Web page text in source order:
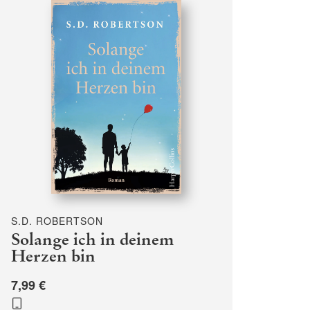
S.D. ROBERTSON
Solange ich in deinem
Herzen bin
7,99 €